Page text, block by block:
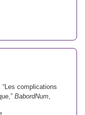
complications
BabordNum